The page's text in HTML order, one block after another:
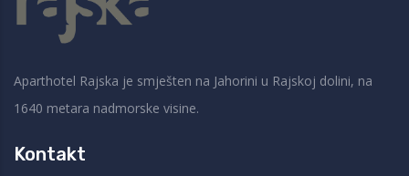
Aparthotel Rajska je smješten na Jahorini u Rajskoj dolini, na
1640 metara nadmorske visine.
Kontakt